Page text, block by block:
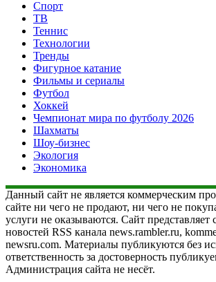
Спорт
ТВ
Теннис
Технологии
Тренды
Фигурное катание
Фильмы и сериалы
Футбол
Хоккей
Чемпионат мира по футболу 2026
Шахматы
Шоу-бизнес
Экология
Экономика
Данный сайт не является коммерческим
сайте ни чего не продают, ни чего не
услуги не оказываются. Сайт представляет
новостей RSS канала news.rambler.ru,
newsru.com. Материалы публикуются без
ответственность за достоверность
Администрация сайта не несёт.